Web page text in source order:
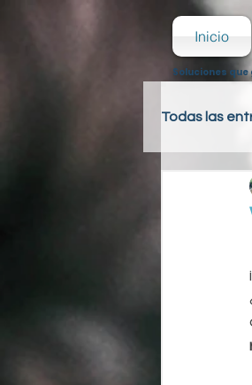
Inicio
Soluciones
Todas las
HOJA
¡